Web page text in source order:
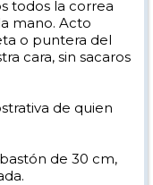
todos la correa
mano. Acto
o puntera del
cara, sin sacaros
de quien
de 30 cm,